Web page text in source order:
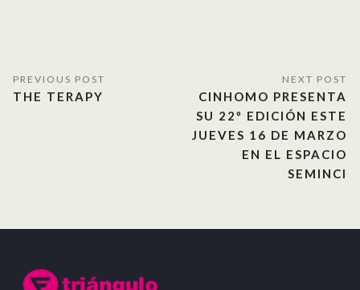
THE TERAPY
CINHOMO PRESENTA
SU 22º EDICIÓN ESTE
JUEVES 16 DE MARZO
EN EL ESPACIO
SEMINCI